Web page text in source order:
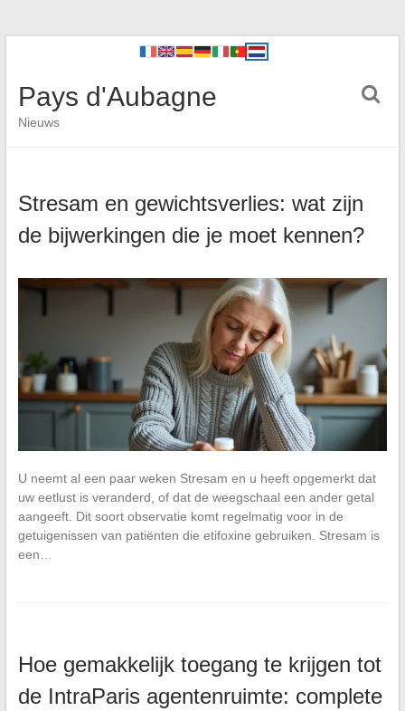
Pays d'Aubagne
Nieuws
Stresam en gewichtsverlies: wat zijn
de bijwerkingen die je moet kennen?
U neemt al een paar weken Stresam en u heeft opgemerkt dat
uw eetlust is veranderd, of dat de weegschaal een ander getal
aangeeft. Dit soort observatie komt regelmatig voor in de
getuigenissen van patiënten die etifoxine gebruiken. Stresam is
een…
Hoe gemakkelijk toegang te krijgen tot
de IntraParis agentenruimte: complete